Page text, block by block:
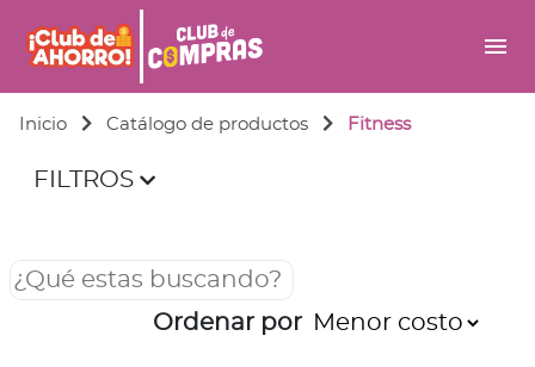
menu
Inicio Catálogo de productos Fitness
FILTROS
Ordenar por